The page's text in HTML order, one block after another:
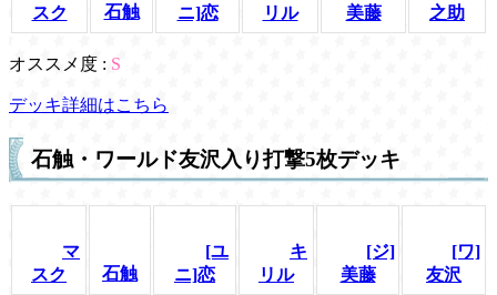
スク
石触
ニ]恋
リル
美藤
之助
オススメ度 : S
デッキ詳細はこちら
石触・ワールド友沢入り打撃5枚デッキ
マ
スク
石触
[ユ
ニ]恋
キ
リル
[ジ]
美藤
[ワ]
友沢